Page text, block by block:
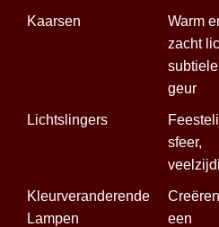
Kaarsen
Warm
zacht
subtiele
geur
Lichtslingers
sfeer,
Kleurveranderende
Lampen
Creëren
een